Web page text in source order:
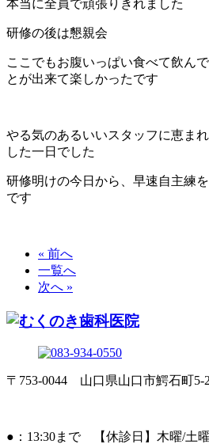
本当に全員で頑張りきれました
研修の後は懇親会
ここでもお腹いっぱい食べて飲ん
とが出来て楽しかったです
やる気のあるいいスタッフに恵ま
した一日でした
研修明けの今日から、早速自主練
です
« 前へ
一覧へ
次へ »
〒753-0044 山口県山口市鰐石町5-
●：13:30まで 【休診日】木曜/土